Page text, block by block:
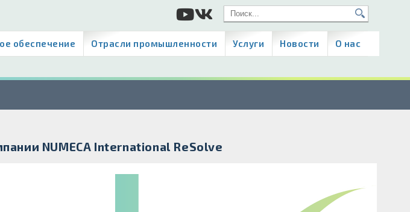
обеспечение Отрасли промышленности Услуги Новости О нас
NUMECA International ReSolve